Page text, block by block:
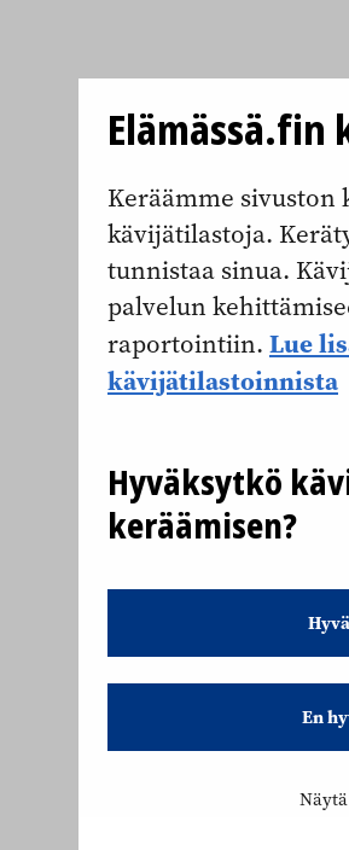
Keräämme sivuston
kävijätilastoja.
tunnistaa sinua.
palvelun
raportointiin. Lue
kävijätilastoinnista
Hyväksytkö
keräämisen?
En